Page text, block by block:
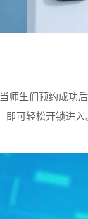
师生们预约成功
可轻松开锁进